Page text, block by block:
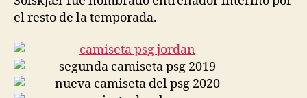
el resto de la temporada.